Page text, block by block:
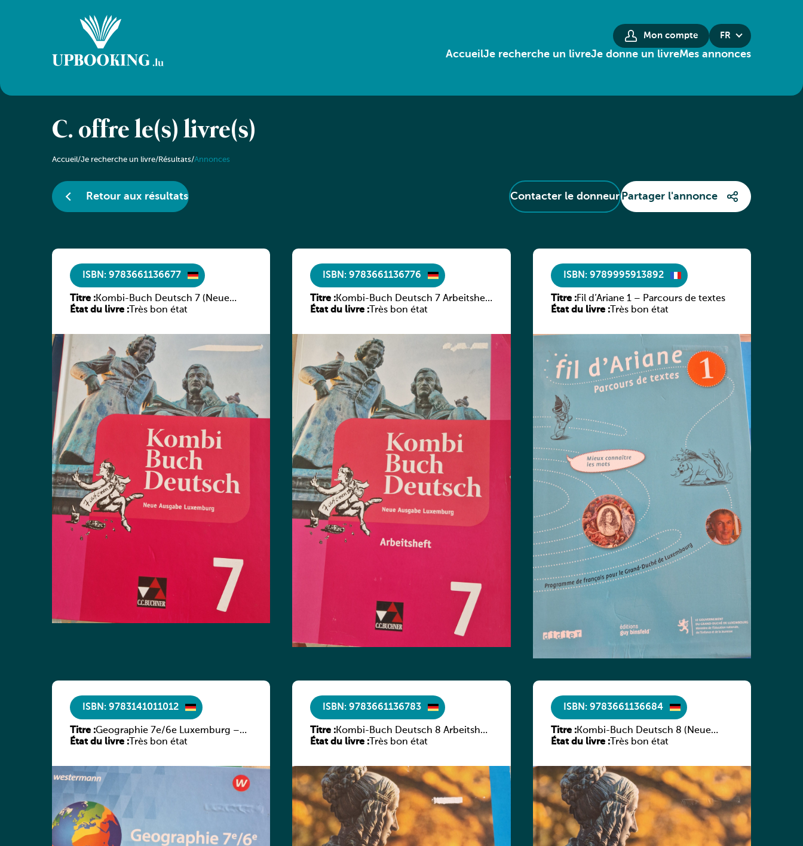
Mon compte FR
AccueilJe recherche un livreJe donne un livreMes annonces
C. offre le(s) livre(s)
Accueil/Je recherche un livre/Résultats/Annonces
Retour aux résultats Contacter le donneur Partager l'annonce
ISBN: 9783661136677
Titre :Kombi-Buch Deutsch 7 (Neue
Ausgabe Luxemburg)
État du livre : Très bon état
ISBN: 9783661136776
Titre :Kombi-Buch Deutsch 7 Arbeitsheft
(Neue Ausgabe Luxemburg)
État du livre : Très bon état
ISBN: 9789995913892
Titre :Fil d’Ariane 1 – Parcours de textes
État du livre :Très bon état
ISBN: 9783141011012
Titre :Geographie 7e/6e Luxemburg –
Diercke Praxis
État du livre : Très bon état
ISBN: 9783661136783
Titre :Kombi-Buch Deutsch 8 Arbeitsheft
(Neue Ausgabe Luxemburg)
État du livre : Très bon état
ISBN: 9783661136684
Titre :Kombi-Buch Deutsch 8 (Neue
Ausgabe Luxemburg)
État du livre :Très bon état